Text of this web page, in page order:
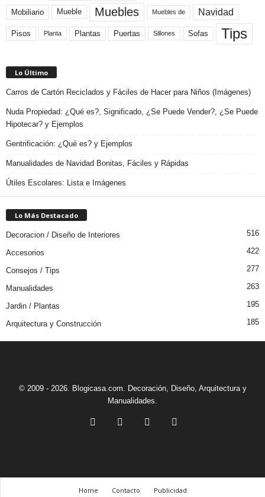
Mobiliario Mueble Muebles Muebles de Navidad
Pisos Planta Plantas Puertas Sillones Sofas Tips
Lo Último
Carros de Cartón Reciclados y Fáciles de Hacer para Niños (Imágenes)
Nuda Propiedad: ¿Qué es?, Significado, ¿Se Puede Vender?, ¿Se Puede
Hipotecar? y Ejemplos
Gentrificación: ¿Qué es? y Ejemplos
Manualidades de Navidad Bonitas, Fáciles y Rápidas
Útiles Escolares: Lista e Imágenes
Lo Más Destacado
Decoracion / Diseño de Interiores 516
Accesorios 422
Consejos / Tips 277
Manualidades 263
Jardin / Plantas 195
Arquitectura y Construcción 185
© 2009 - 2026. Blogicasa.com. Decoración, Diseño, Arquitectura y
Manualidades.
Home Contacto Publicidad